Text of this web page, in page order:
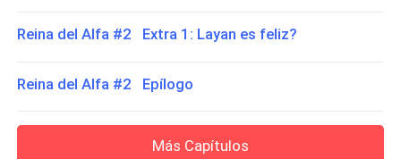
Reina del Alfa #2 Extra 1: Layan es feliz?
Reina del Alfa #2 Epílogo
Más Capítulos